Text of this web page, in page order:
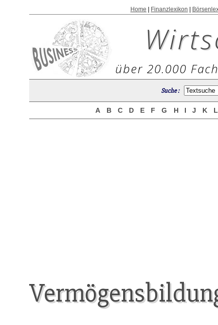
Home Finanzlexikon
über 20.000
Suche :
A B C D E F G H I J K